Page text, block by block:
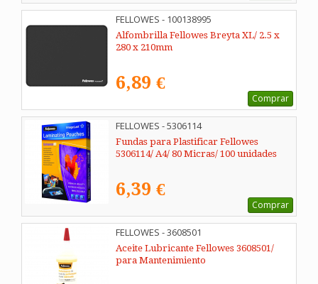
FELLOWES - 100138995
Alfombrilla Fellowes Breyta XL/ 2.5 x
280 x 210mm
6,89 €
Comprar
FELLOWES - 5306114
Fundas para Plastificar Fellowes
5306114/ A4/ 80 Micras/ 100 unidades
6,39 €
Comprar
FELLOWES - 3608501
Aceite Lubricante Fellowes 3608501/
para Mantenimiento